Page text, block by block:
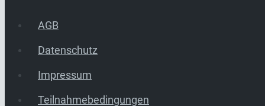
AGB
Datenschutz
Impressum
Teilnahmebedingungen